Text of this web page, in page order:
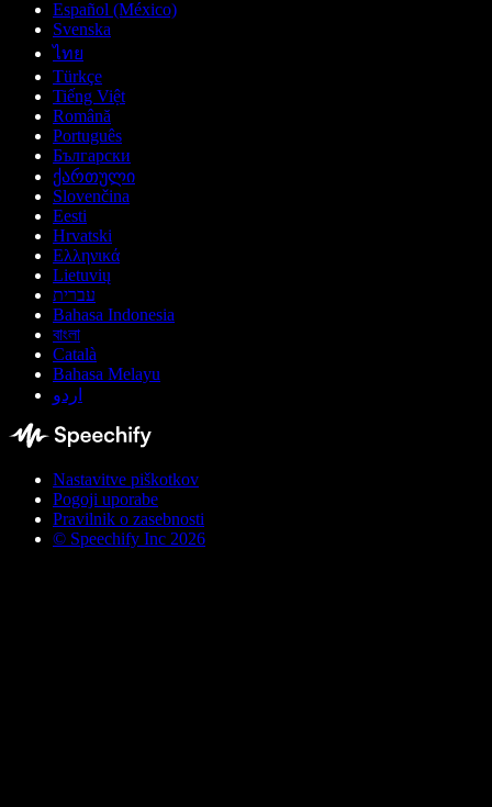
Español (México)
Svenska
ไทย
Türkçe
Tiếng Việt
Română
Português
Български
ქართული
Slovenčina
Eesti
Hrvatski
Ελληνικά
Lietuvių
עברית
Bahasa Indonesia
বাংলা
Català
Bahasa Melayu
اردو
Nastavitve piškotkov
Pogoji uporabe
Pravilnik o zasebnosti
© Speechify Inc 2026